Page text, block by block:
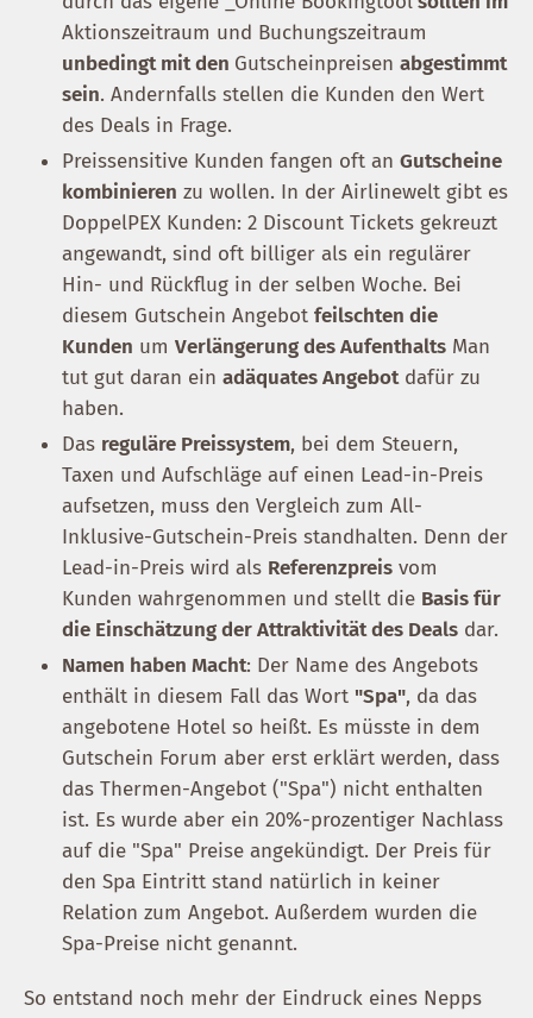
Aktionszeitraum und Buchungszeitraum
unbedingt mit den Gutscheinpreisen abgestimmt
sein. Andernfalls stellen die Kunden den Wert
des Deals in Frage.
Preissensitive Kunden fangen oft an Gutscheine
kombinieren zu wollen. In der Airlinewelt gibt es
DoppelPEX Kunden: 2 Discount Tickets gekreuzt
angewandt, sind oft billiger als ein regulärer
Hin- und Rückflug in der selben Woche. Bei
diesem Gutschein Angebot feilschten die
Kunden um Verlängerung des Aufenthalts Man
tut gut daran ein adäquates Angebotdafür zu
haben.
Das reguläre Preissystem, bei dem Steuern,
Taxen und Aufschläge auf einen Lead-in-Preis
aufsetzen, muss den Vergleich zum All-
Inklusive-Gutschein-Preis standhalten. Denn der
Lead-in-Preis wird als Referenzpreis vom
Kunden wahrgenommen und stellt die Basis für
die Einschätzung der Attraktivität des Deals dar.
Namen haben Macht: Der Name des Angebots
enthält in diesem Fall das Wort "Spa", da das
angebotene Hotel so heißt. Es müsste in dem
Gutschein Forum aber erst erklärt werden, dass
das Thermen-Angebot ("Spa") nicht enthalten
ist. Es wurde aber ein 20%-prozentiger Nachlass
auf die "Spa" Preise angekündigt. Der Preis für
den Spa Eintritt stand natürlich in keiner
Relation zum Angebot. Außerdem wurden die
Spa-Preise nicht genannt.
So entstand noch mehr der Eindruck eines Nepps